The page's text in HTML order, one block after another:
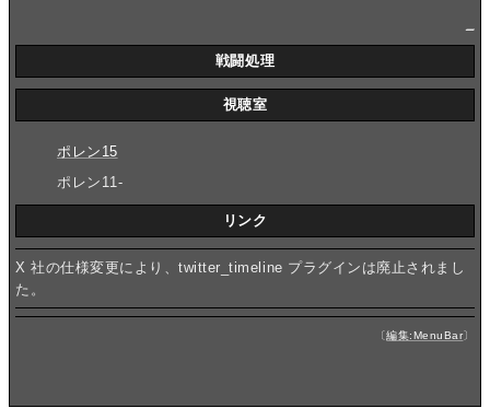
戦闘処理
視聴室
ポレン15
ポレン11-
リンク
X 社の仕様変更により、twitter_timeline プラグインは廃止されまし
た。
〔編集:MenuBar〕